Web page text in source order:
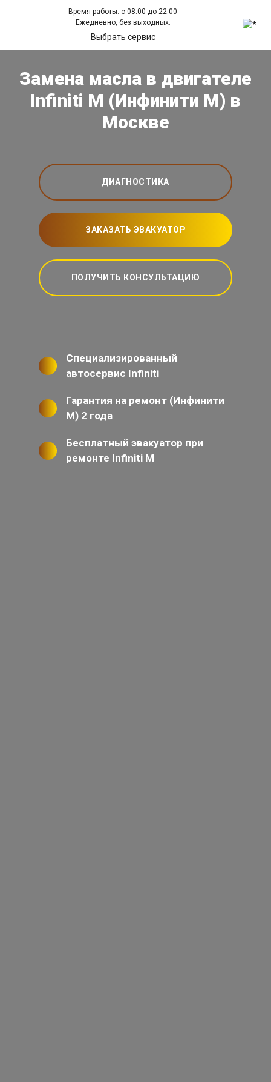
Время работы: с 08:00 до 22:00
Ежедневно, без выходных.
Выбрать сервис
Замена масла в двигателе
Infiniti M (Инфинити М) в
Москве
ДИАГНОСТИКА
ЗАКАЗАТЬ ЭВАКУАТОР
ПОЛУЧИТЬ КОНСУЛЬТАЦИЮ
Специализированный
автосервис Infiniti
Гарантия на ремонт (Инфинити
М) 2 года
Бесплатный эвакуатор при
ремонте Infiniti M